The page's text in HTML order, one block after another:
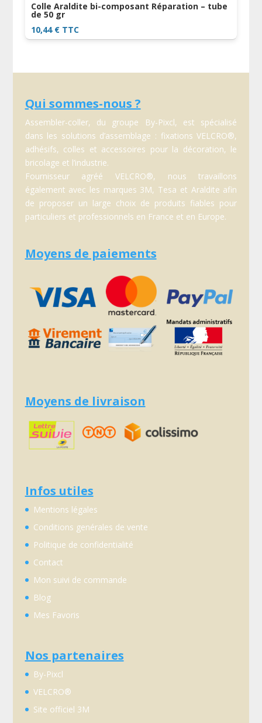
Colle Araldite bi-composant Réparation – tube
de 50 gr
10,44 € TTC
Qui sommes-nous ?
Assembler-coller, du groupe By-Pixcl, est spécialisé
dans les solutions d’assemblage : fixations VELCRO®,
adhésifs, colles et accessoires pour la décoration, le
bricolage et l’industrie.
Fournisseur agréé VELCRO®, nous travaillons
également avec les marques 3M, Tesa et Araldite afin
de proposer un large choix de produits fiables pour
particuliers et professionnels en France et en Europe.
Moyens de paiements
Moyens de livraison
Infos utiles
Mentions légales
Conditions genérales de vente
Politique de confidentialité
Contact
Mon suivi de commande
Blog
Mes Favoris
Nos partenaires
By-Pixcl
VELCRO®
Site officiel 3M